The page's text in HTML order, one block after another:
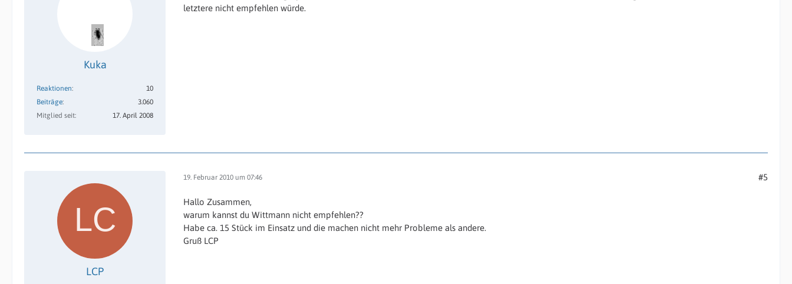
Kuka
Reaktionen
10
Beiträge
3.060
Mitglied seit
17. April 2008
letztere nicht empfehlen würde.
LCP
19. Februar 2010 um 07:46 #5
Hallo Zusammen,
warum kannst du Wittmann nicht empfehlen??
Habe ca. 15 Stück im Einsatz und die machen nicht mehr Probleme als andere.
Gruß LCP